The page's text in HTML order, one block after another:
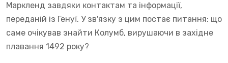
Маркленд завдяки контактам та інформації,
переданій із Генуї. У зв'язку з цим постає питання: що
саме очікував знайти Колумб, вирушаючи в західне
плавання 1492 року?